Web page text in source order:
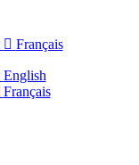
 Français
English
Français